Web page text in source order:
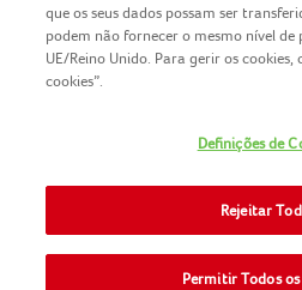
COPYRIGHT IGLO
NOMAD
POLÍTICA DE
POLITICA-DE-
TERMOS E
que os seus dados possam ser
podem não fornecer o mesmo nível de
UE/Reino Unido. Para gerir os cookies,
cookies”.
Definições de
Rejeitar
Permitir Todos os